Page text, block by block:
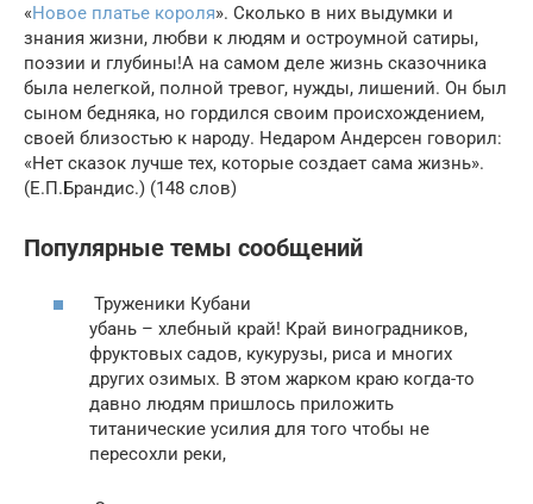
«Новое платье короля». Сколько в них выдумки и
знания жизни, любви к людям и остроумной сатиры,
поэзии и глубины!А на самом деле жизнь сказочника
была нелегкой, полной тревог, нужды, лишений. Он был
сыном бедняка, но гордился своим происхождением,
своей близостью к народу. Недаром Андерсен говорил:
«Нет сказок лучше тех, которые создает сама жизнь».
(Е.П.Брандис.) (148 слов)
Популярные темы сообщений
Труженики Кубани
убань – хлебный край! Край виноградников,
фруктовых садов, кукурузы, риса и многих
других озимых. В этом жарком краю когда-то
давно людям пришлось приложить
титанические усилия для того чтобы не
пересохли реки,